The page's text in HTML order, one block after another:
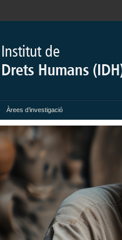
Àrees d’investigació